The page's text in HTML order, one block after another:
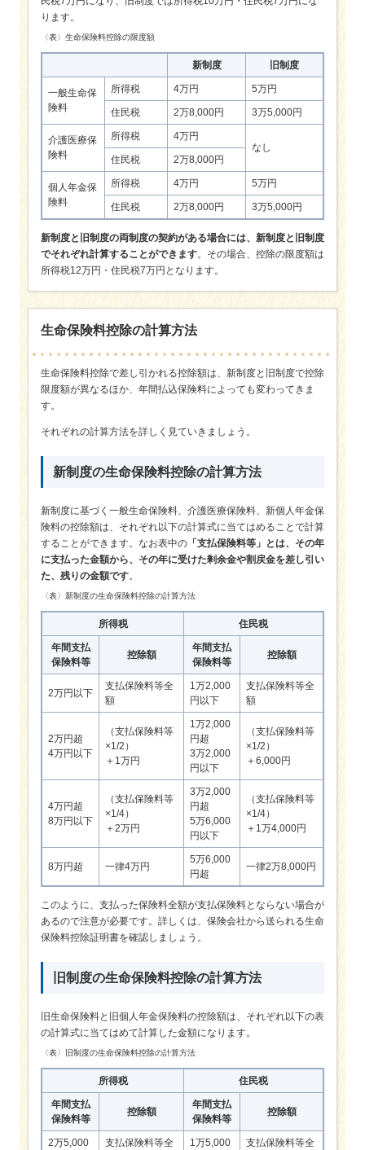
ります。
〈表〉生命保険料控除の限度額
新制度 旧制度
一般生命保
険料
所得税 4万円 5万円
住民税 2万8,000円 3万5,000円
介護医療保
険料
所得税
4万円
なし
住民税
2万8,000円
個人年金保
険料
所得税 4万円 5万円
住民税 2万8,000円 3万5,000円
新制度と旧制度の両制度の契約がある場合には、新制度と旧制度
でそれぞれ計算することができます。その場合、控除の限度額は
所得税12万円・住民税7万円となります。
生命保険料控除の計算方法
生命保険料控除で差し引かれる控除額は、新制度と旧制度で控除
限度額が異なるほか、年間払込保険料によっても変わってきま
す。
それぞれの計算方法を詳しく見ていきましょう。
新制度の生命保険料控除の計算方法
新制度に基づく一般生命保険料、介護医療保険料、新個人年金保
険料の控除額は、それぞれ以下の計算式に当てはめることで計算
することができます。なお表中の 「支払保険料等」とは、その年
に支払った金額から、その年に受けた剰余金や割戻金を差し引い
た、残りの金額です。
〈表〉新制度の生命保険料控除の計算方法
所得税 住民税
年間支払
保険料等
控除額
年間支払
保険料等
控除額
2万円以下
支払保険料等全
額
1万2,000
円以下
支払保険料等全
額
2万円超
4万円以下
（支払保険料等
×1/2）
＋1万円
1万2,000
円超
3万2,000
円以下
（支払保険料等
×1/2）
＋6,000円
4万円超
8万円以下
（支払保険料等
×1/4）
＋2万円
3万2,000
円超
5万6,000
円以下
（支払保険料等
×1/4）
＋1万4,000円
8万円超 一律4万円
5万6,000
円超
一律2万8,000円
このように、支払った保険料全額が支払保険料とならない場合が
あるので注意が必要です。詳しくは、保険会社から送られる生命
保険料控除証明書を確認しましょう。
旧制度の生命保険料控除の計算方法
旧生命保険料と旧個人年金保険料の控除額は、それぞれ以下の表
の計算式に当てはめて計算した金額になります。
〈表〉旧制度の生命保険料控除の計算方法
所得税 住民税
年間支払
保険料等
控除額
年間支払
保険料等
控除額
2万5,000
支払保険料等全
1万5,000
支払保険料等全